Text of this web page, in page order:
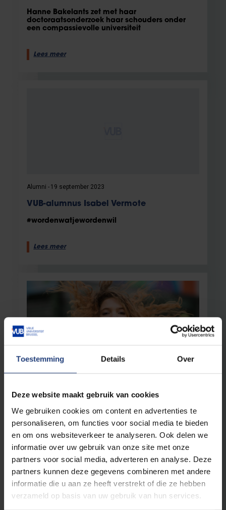
Toestemming Details Over
Deze website maakt gebruik van cookies
We gebruiken cookies om content en advertenties te
personaliseren, om functies voor social media te bieden
en om ons websiteverkeer te analyseren. Ook delen we
informatie over uw gebruik van onze site met onze
partners voor social media, adverteren en analyse. Deze
partners kunnen deze gegevens combineren met andere
informatie die u aan ze heeft verstrekt of die ze hebben
verzameld op basis van uw gebruik van hun services.
Hanne Bakelants zet met haar
doctoraatsonderzoek haar schouders onder
een compassievolle universiteit
Lees meer
Alumni 19 september 2023
VUB-alumnus Isabel Vermote
#wordenwatjewordenwil
Lees meer
VUB-student Wijsbegeerte en
Moraalwetenschappen Lula
"Ik kon niet kiezen tussen Wijsbegeerte &
Moraalwetenschappen. Hier krijg je ze gewoon
allebei."